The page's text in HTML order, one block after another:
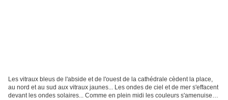
Les vitraux bleus de l'abside et de l'ouest de la cathédrale cèdent la place,
au nord et au sud aux vitraux jaunes... Les ondes de ciel et de mer s'effacent
devant les ondes solaires... Comme en plein midi les couleurs s'amenuisent